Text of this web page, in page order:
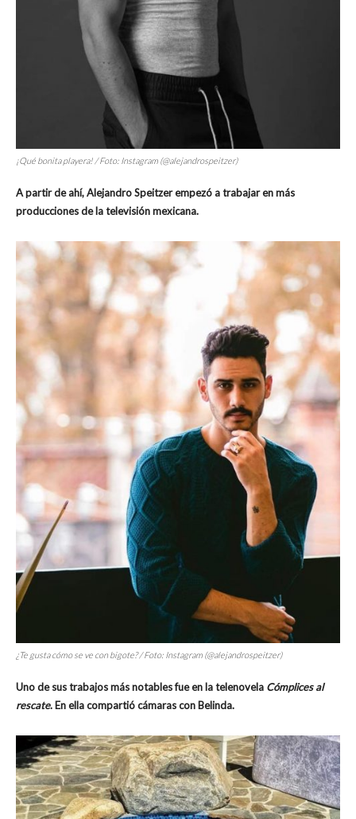
¡Qué bonita playera! / Foto: Instagram (@alejandrospeitzer)
A partir de ahí, Alejandro Speitzer empezó a trabajar en más
producciones de la televisión mexicana.
¿Te gusta cómo se ve con bigote? / Foto: Instagram (@alejandrospeitzer)
Uno de sus trabajos más notables fue en la telenovela Cómplices al
rescate. En ella compartió cámaras con Belinda.